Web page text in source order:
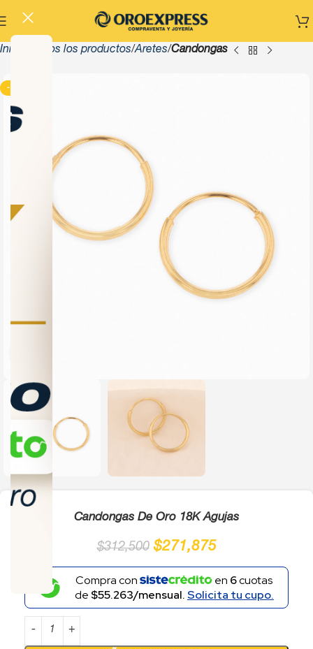
Inicio Todos los productos Aretes Candongas
-13%
Candongas De Oro 18K Agujas
$312,500 $271,875
Compra con en 6cuotas
de $55.263/mensual.Solicita tu cupo.